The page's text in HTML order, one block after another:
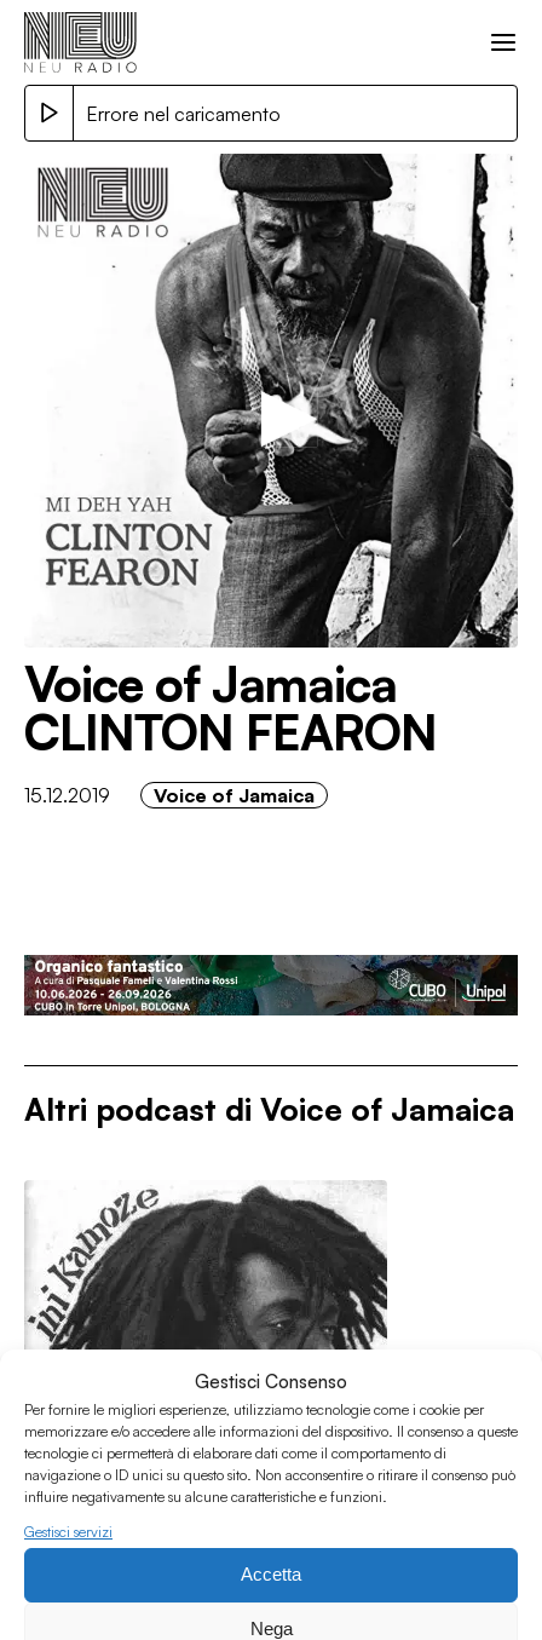
Gestisci Consenso
Per fornire le migliori esperienze, utilizziamo tecnologie come i cookie per
memorizzare e/o accedere alle informazioni del dispositivo. Il consenso a queste
tecnologie ci permetterà di elaborare dati come il comportamento di
navigazione o ID unici su questo sito. Non acconsentire o ritirare il consenso può
influire negativamente su alcune caratteristiche e funzioni.
Gestisci servizi
Accetta
Nega
Errore nel caricamento
Voice of Jamaica
CLINTON FEARON
15.12.2019 Voice of Jamaica
Altri podcast di Voice of Jamaica
Voice of Jamaica INI KAMOZE